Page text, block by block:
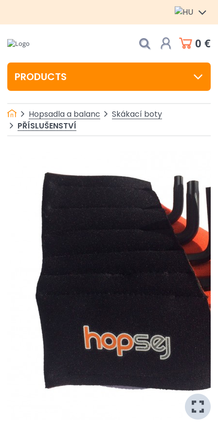
0 €
PRODUCTS
Hopsadla a balanc
Skákací boty
PŘÍSLUŠENSTVÍ